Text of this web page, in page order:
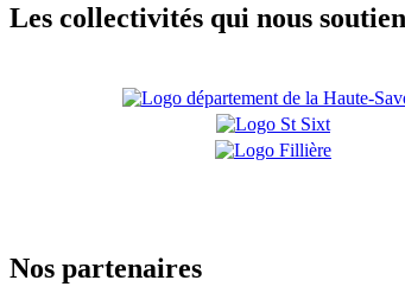
Les collectivités qui nous
Nos partenaires